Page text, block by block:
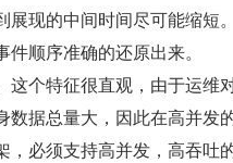
展现的中间时间尽可能缩短
顺序准确的还原出来。
这个特征很直观，由于运维
数据总量大，因此在高并发
，必须支持高并发，高吞吐